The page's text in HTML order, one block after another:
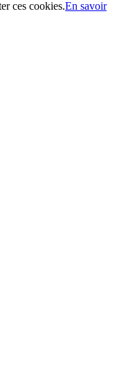
ces cookies.En savoir